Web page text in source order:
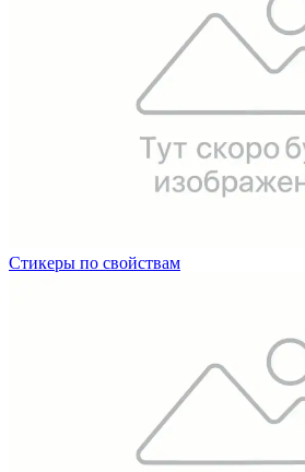
Стикеры по свойствам